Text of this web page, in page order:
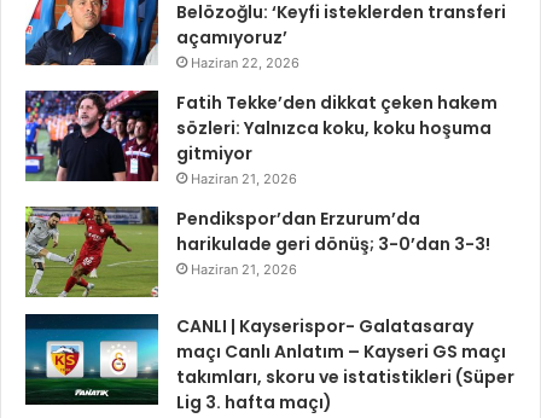
Belözoğlu: ‘Keyfi isteklerden transferi
açamıyoruz’
Haziran 22, 2026
Fatih Tekke’den dikkat çeken hakem
sözleri: Yalnızca koku, koku hoşuma
gitmiyor
Haziran 21, 2026
Pendikspor’dan Erzurum’da
harikulade geri dönüş; 3-0’dan 3-3!
Haziran 21, 2026
CANLI | Kayserispor- Galatasaray
maçı Canlı Anlatım – Kayseri GS maçı
takımları, skoru ve istatistikleri (Süper
Lig 3. hafta maçı)